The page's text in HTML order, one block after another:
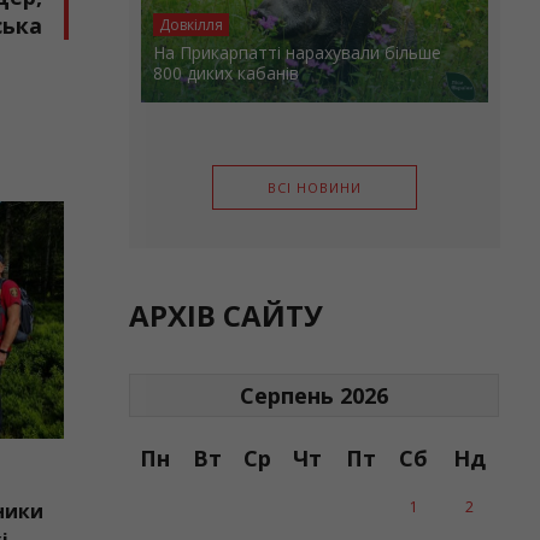
рятувальники
Довкілля
На Прикарпатті нарахували більше
800 диких кабанів
ВСІ НОВИНИ
АРХІВ САЙТУ
Серпень 2026
Пн Вт Ср Чт Пт Сб Нд
1 2